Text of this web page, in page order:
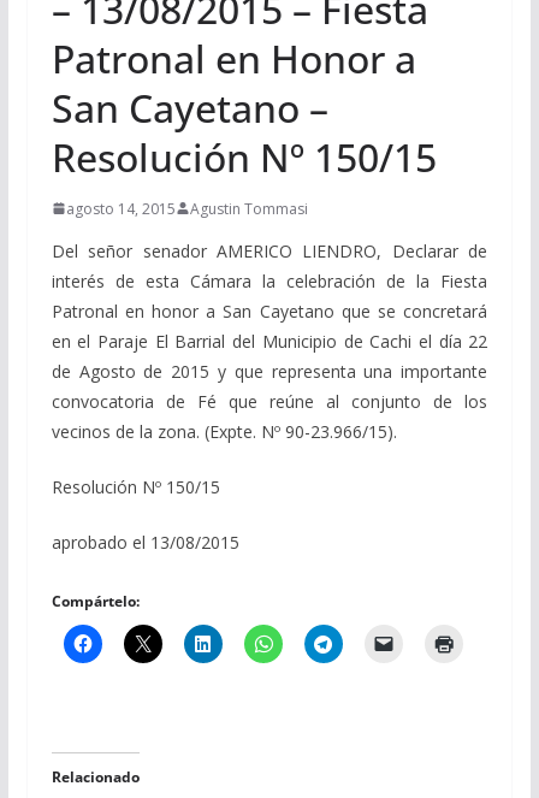
Patronal en Honor a
San Cayetano –
Resolución Nº 150/15
agosto 14, 2015 Agustin Tommasi
Del señor senador AMERICO LIENDRO, Declarar de
interés de esta Cámara la celebración de la Fiesta
Patronal en honor a San Cayetano que se concretará
en el Paraje El Barrial del Municipio de Cachi el día 22
de Agosto de 2015 y que representa una importante
convocatoria de Fé que reúne al conjunto de los
vecinos de la zona. (Expte. Nº 90-23.966/15).
Resolución Nº 150/15
aprobado el 13/08/2015
Compártelo:
Relacionado